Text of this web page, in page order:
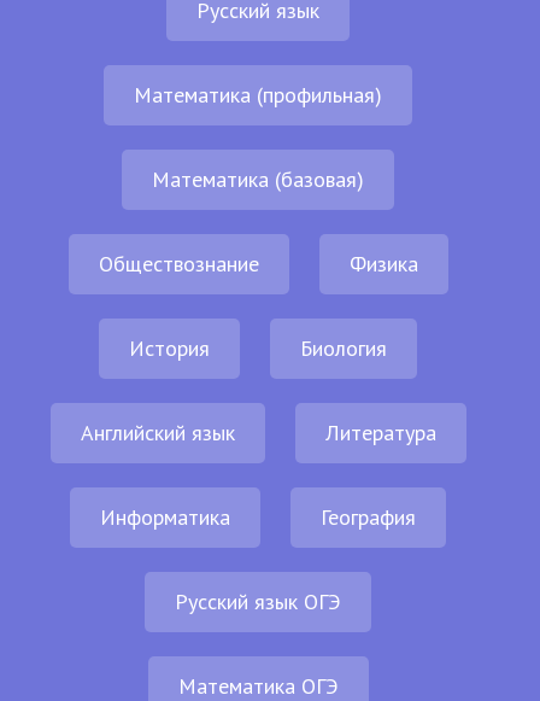
Русский язык
Математика (профильная)
Математика (базовая)
Обществознание Физика
История Биология
Английский язык Литература
Информатика География
Русский язык ОГЭ
Математика ОГЭ